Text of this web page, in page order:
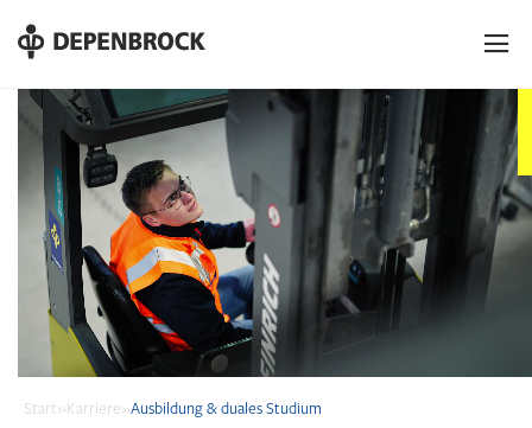
DE
PL
Start»Karriere»Ausbildung & duales Studium